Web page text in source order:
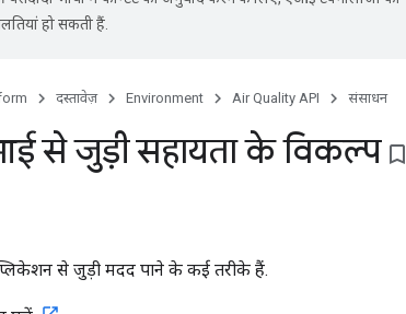
हो सकती हैं.
दस्तावेज़ Environment Air Quality API संसाधन
से जुड़ी सहायता के विकल्प bookmark_border
से जुड़ी मदद पाने के कई तरीके हैं.